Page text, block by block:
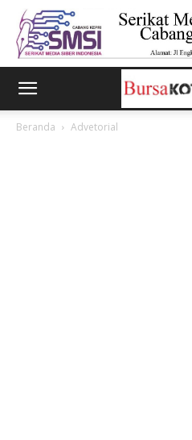
Beranda Advetorial